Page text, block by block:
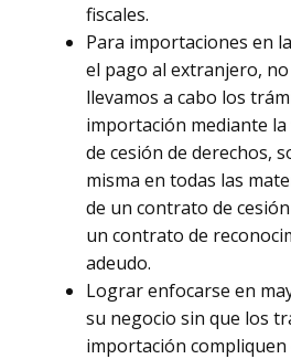
fiscales.
Para importaciones en
el pago al extranjero,
llevamos a cabo los
importación mediante
de cesión de derechos,
misma en todas las
de un contrato de
un contrato de
adeudo.
Lograr enfocarse en
su negocio sin que los
importación